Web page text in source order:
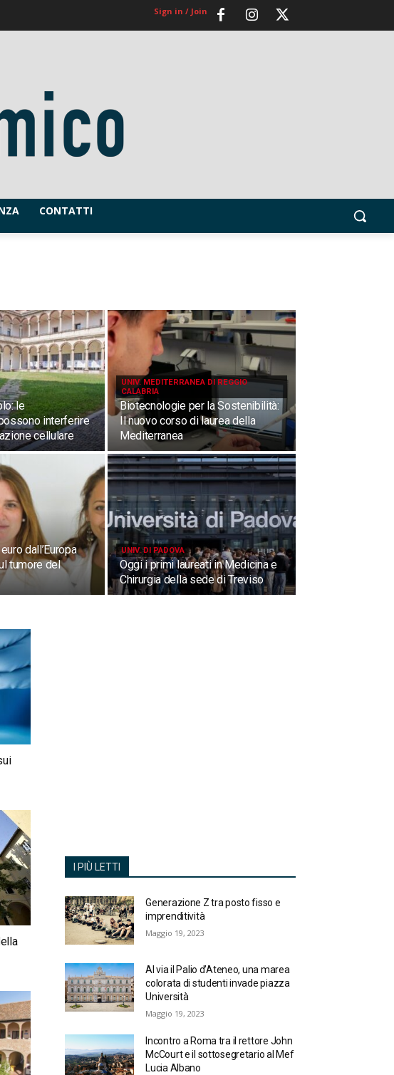
Sign in / Join
CONTATTI
le
interferire
cellulare
UNIV. MEDITERRANEA DI REGGIO
CALABRIA
Biotecnologie per la Sostenibilità:
Il nuovo corso di laurea della
Mediterranea
dall’Europa
tumore del
UNIV. DI PADOVA
Oggi i primi laureati in Medicina e
Chirurgia della sede di Treviso
I PIÙ LETTI
Generazione Z tra posto fisso e
imprenditività
Maggio 19, 2023
Al via il Palio d’Ateneo, una marea
colorata di studenti invade piazza
Università
Maggio 19, 2023
Incontro a Roma tra il rettore John
McCourt e il sottosegretario al Mef
Lucia Albano